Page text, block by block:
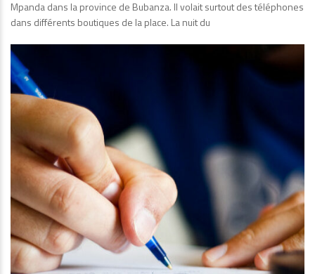
Mpanda dans la province de Bubanza. Il volait surtout des téléphones
dans différents boutiques de la place. La nuit du